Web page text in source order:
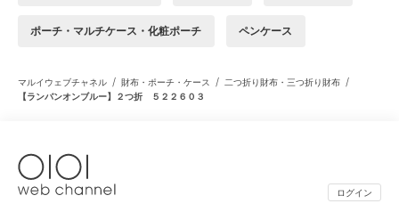
ポーチ・マルチケース・化粧ポーチ ペンケース
マルイウェブチャネル / 財布・ポーチ・ケース / 二つ折り財布・三つ折り財布 /
【ランバンオンブルー】２つ折 ５２２６０３
ログイン